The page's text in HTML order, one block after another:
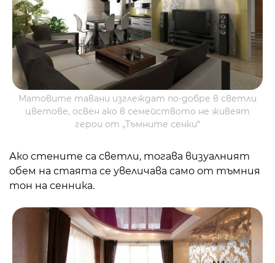
Матовите тавани изглеждат по-добре в светли
цветове, освен ако в семейството не живеят
герои от „Тъмните сенки“
Ако стените са светли, тогава визуалният
обем на стаята се увеличава само от тъмния
тон на сенника.